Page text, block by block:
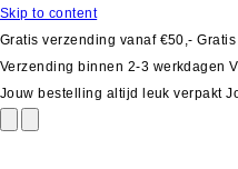
Skip to content
Gratis verzending vanaf €50,-
Verzending binnen 2-3 werkdagen
Jouw bestelling altijd leuk verpakt